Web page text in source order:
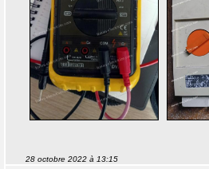
28 octobre 2022 à 13:15